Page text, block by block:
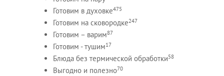
Готовим в духовке475
Готовим на сковородке247
Готовим – варим87
Готовим - тушим17
Блюда без термической обработки58
Выгодно и полезно70